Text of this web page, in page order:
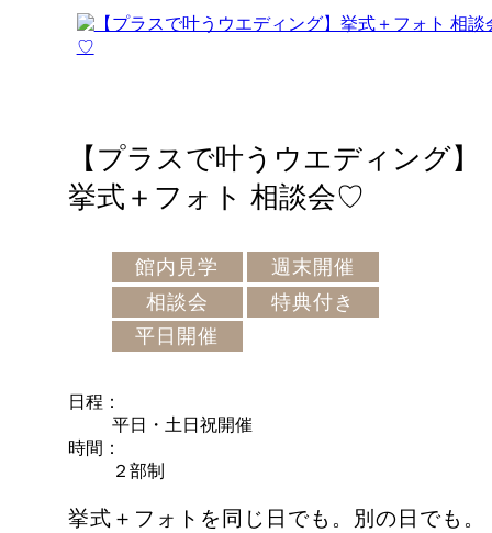
【プラスで叶うウエディング】
挙式＋フォト 相談会♡
館内見学
週末開催
相談会
特典付き
平日開催
日程
平日・土日祝開催
時間
２部制
挙式＋フォトを同じ日でも。別の日でも。